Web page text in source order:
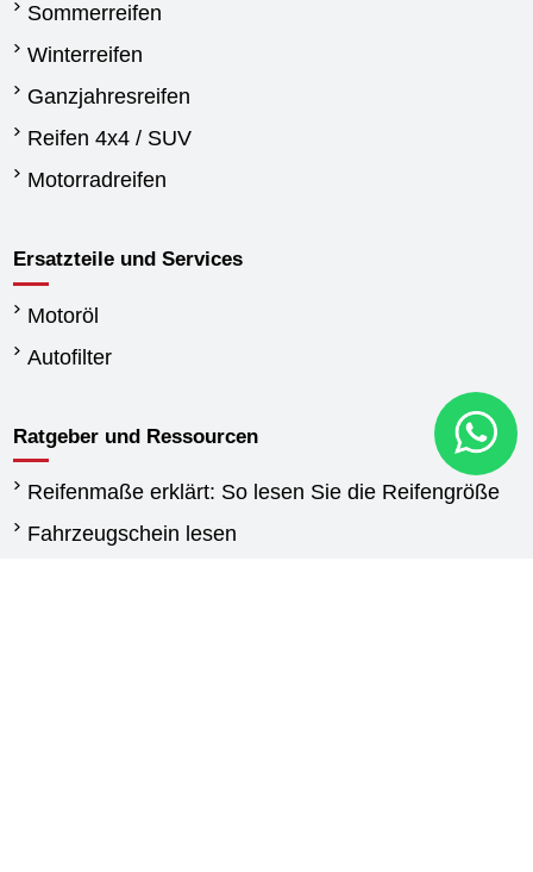
Sommerreifen
Winterreifen
Ganzjahresreifen
Reifen 4x4 / SUV
Motorradreifen
Ersatzteile und Services
Motoröl
Autofilter
Ratgeber und Ressourcen
Reifenmaße erklärt: So lesen Sie die Reifengröße
Fahrzeugschein lesen